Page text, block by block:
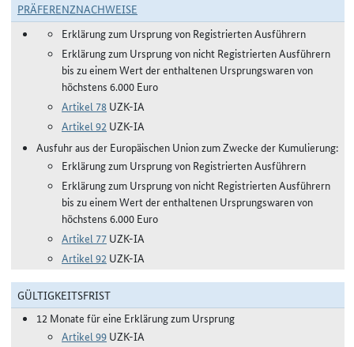
PRÄFERENZNACHWEISE
Erklärung zum Ursprung von Registrierten Ausführern
Erklärung zum Ursprung von nicht Registrierten Ausführern
bis zu einem Wert der enthaltenen Ursprungswaren von
höchstens 6.000 Euro
Artikel 78 UZK-IA
Artikel 92 UZK-IA
Ausfuhr aus der Europäischen Union zum Zwecke der Kumulierung:
Erklärung zum Ursprung von Registrierten Ausführern
Erklärung zum Ursprung von nicht Registrierten Ausführern
bis zu einem Wert der enthaltenen Ursprungswaren von
höchstens 6.000 Euro
Artikel 77 UZK-IA
Artikel 92 UZK-IA
GÜLTIGKEITSFRIST
12 Monate für eine Erklärung zum Ursprung
Artikel 99 UZK-IA